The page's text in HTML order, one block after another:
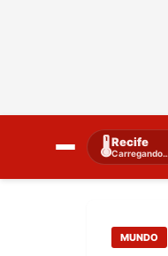
🌡️Recife
Carregando…
MUNDO